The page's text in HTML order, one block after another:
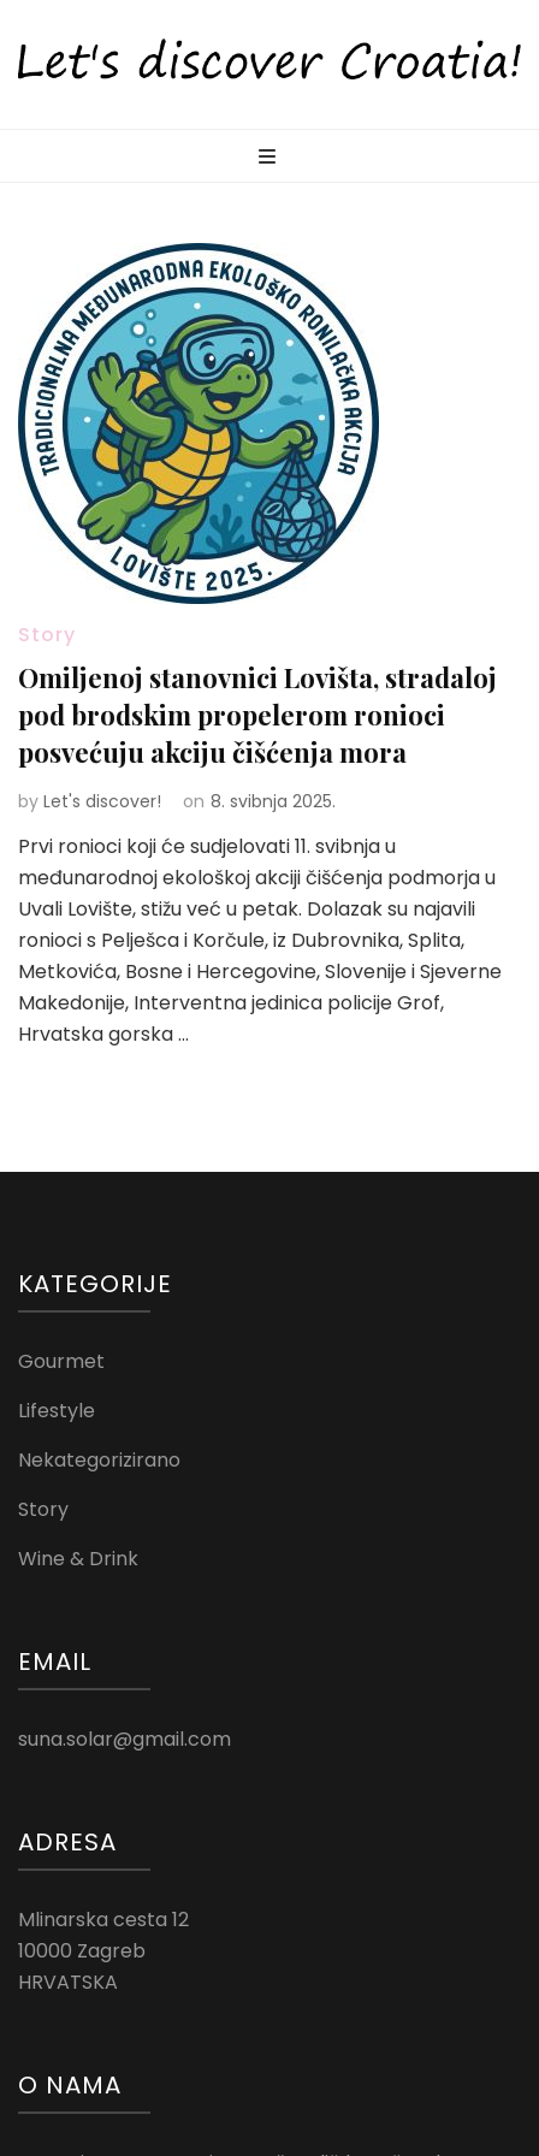
Story
Omiljenoj stanovnici Lovišta, stradaloj
pod brodskim propelerom ronioci
posvećuju akciju čišćenja mora
by Let's discover! on 8. svibnja 2025.
Prvi ronioci koji će sudjelovati 11. svibnja u
međunarodnoj ekološkoj akciji čišćenja podmorja u
Uvali Lovište, stižu već u petak. Dolazak su najavili
ronioci s Pelješca i Korčule, iz Dubrovnika, Splita,
Metkovića, Bosne i Hercegovine, Slovenije i Sjeverne
Makedonije, Interventna jedinica policije Grof,
Hrvatska gorska …
KATEGORIJE
Gourmet
Lifestyle
Nekategorizirano
Story
Wine & Drink
EMAIL
suna.solar@gmail.com
ADRESA
Mlinarska cesta 12
10000 Zagreb
HRVATSKA
O NAMA